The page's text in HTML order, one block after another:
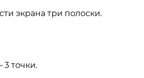
экрана три полоски.
точки.